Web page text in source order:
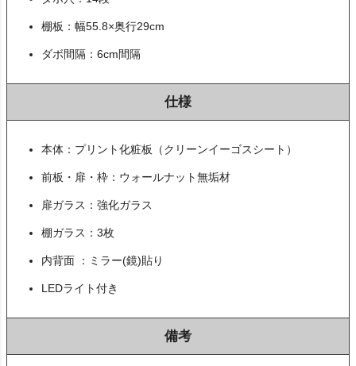
棚板：幅55.8×奥行29cm
ダボ間隔：6cm間隔
仕様
本体：プリント化粧板（クリーンイーゴスシート）
前板・扉・枠：ウォールナット無垢材
扉ガラス：強化ガラス
棚ガラス：3枚
内背面 ：ミラー(鏡)貼り
LEDライト付き
備考